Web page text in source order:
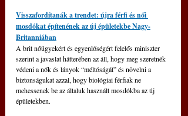
Visszafordítanák a trendet: újra férfi és női
mosdókat építenének az új épületekbe Nagy-
Britanniában
A brit nőügyekért és egyenlőségért felelős miniszter
szerint a javaslat hátterében az áll, hogy meg szeretnék
védeni a nők és lányok “méltóságát” és növelni a
biztonságukat azzal, hogy biológiai férfiak ne
mehessenek be az általuk használt mosdókba az új
épületekben.